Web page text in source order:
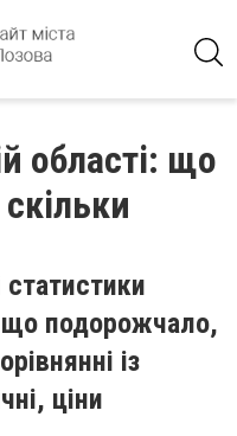
області: що
що подорожчало,
із
ціни